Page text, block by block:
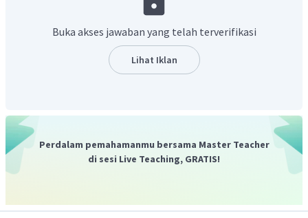
(SDA, keahlian, skill dan tanah) sebagai modal untuk
Aliran balas jasa faktor produksi . Rumah Tangga
Konsumen yang tadinya menyerahkan faktor
produksi akan memperoleh penghasilan berupa balas
Aliran pendapatan uang.
Barang atau jasa
yang dihasilkan oleh perusahaan akan dibeli oleh
rumah tangga konsumen, kemudian perusahaan akan
Aliran barang atau jasa. Perusahaan mengelola
Buka akses jawaban yang telah terverifikasi
Lihat Iklan
Perdalam pemahamanmu bersama Master Teacher
di sesi Live Teaching, GRATIS!